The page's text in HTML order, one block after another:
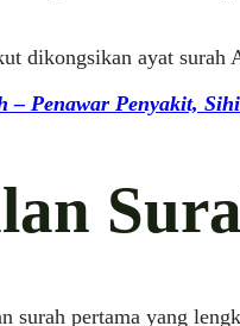
dikongsikan ayat surah
– Penawar Penyakit,
surah pertama yang